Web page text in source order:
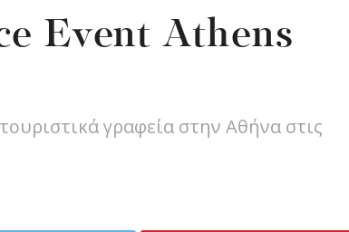
Event Athens
γραφεία στην Αθήνα στις